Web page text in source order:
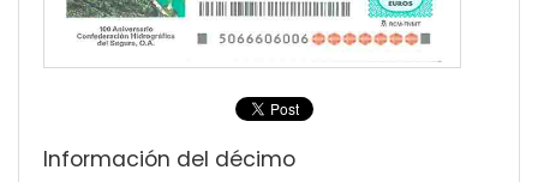
Información del décimo